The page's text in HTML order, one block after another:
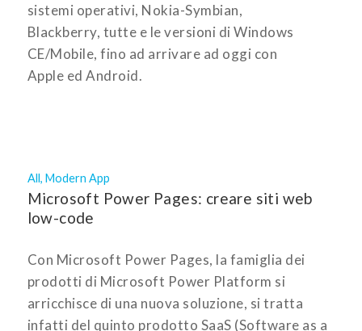
sistemi operativi, Nokia-Symbian,
Blackberry, tutte e le versioni di Windows
CE/Mobile, fino ad arrivare ad oggi con
Apple ed Android.
All, Modern App
Microsoft Power Pages: creare siti web
low-code
Con Microsoft Power Pages, la famiglia dei
prodotti di Microsoft Power Platform si
arricchisce di una nuova soluzione, si tratta
infatti del quinto prodotto SaaS (Software as a